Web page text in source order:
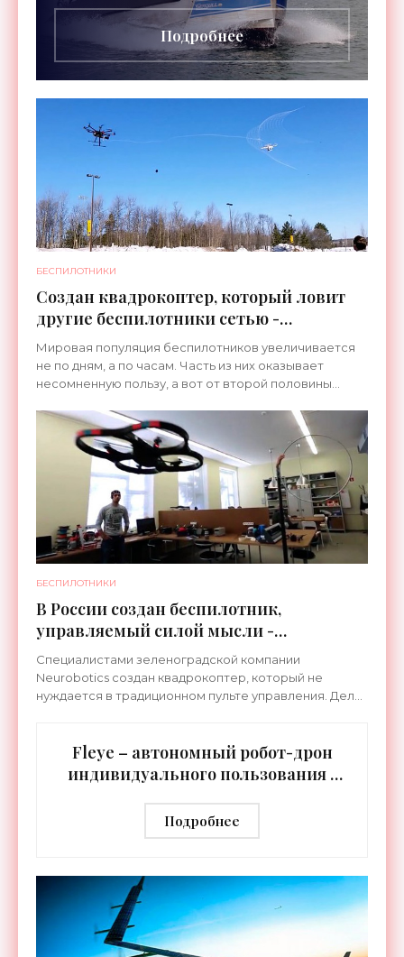
целями. Судно...
Подробнее
БЕСПИЛОТНИКИ
Создан квадрокоптер, который ловит
другие беспилотники сетью -
«Беспилотники»
Мировая популяция беспилотников увеличивается
не по дням, а по часам. Часть из них оказывает
несомненную пользу, а вот от второй половины
современные
БЕСПИЛОТНИКИ
В России создан беспилотник,
управляемый силой мысли -
«Беспилотники»
Специалистами зеленоградской компании
Neurobotics создан квадрокоптер, который не
нуждается в традиционном пульте управления. Дело
Fleye – автономный робот-дрон
индивидуального пользования -
Подробнее